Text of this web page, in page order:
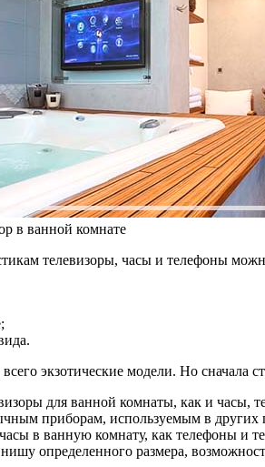
в ванной комнате
телевизоры, часы и телефоны
экзотические модели. Но сначала
для ванной комнаты, как и часы,
приборам, используемым в
в ванную комнату, как телефоны и
определенного размера,